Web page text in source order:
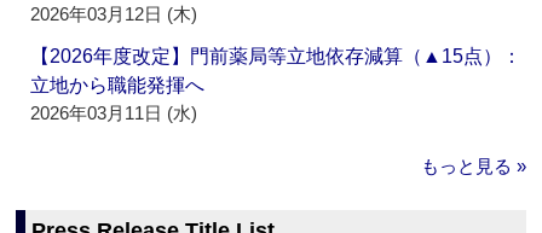
2026年03月12日 (木)
【2026年度改定】門前薬局等立地依存減算（▲15点）：
立地から職能発揮へ
2026年03月11日 (水)
もっと見る »